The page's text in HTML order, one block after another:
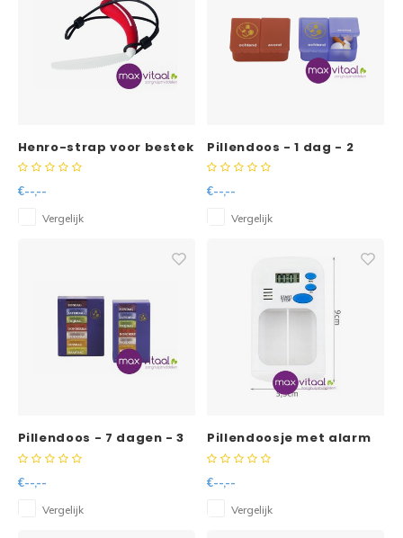
Henro-strap voor bestek
of schrijfgerei
€--,--
Vergelijk
Pillendoos - 1 dag - 2
vakken - blauw - NL
€--,--
Vergelijk
Pillendoos - 7 dagen - 3
vakken per dag -NL
€--,--
Vergelijk
Pillendoosje met alarm
€--,--
Vergelijk